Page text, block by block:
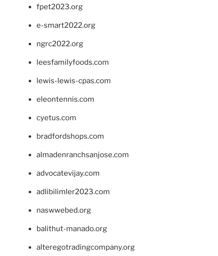
fpet2023.org
e-smart2022.org
ngrc2022.org
leesfamilyfoods.com
lewis-lewis-cpas.com
eleontennis.com
cyetus.com
bradfordshops.com
almadenranchsanjose.com
advocatevijay.com
adlibilimler2023.com
naswwebed.org
balithut-manado.org
alteregotradingcompany.org